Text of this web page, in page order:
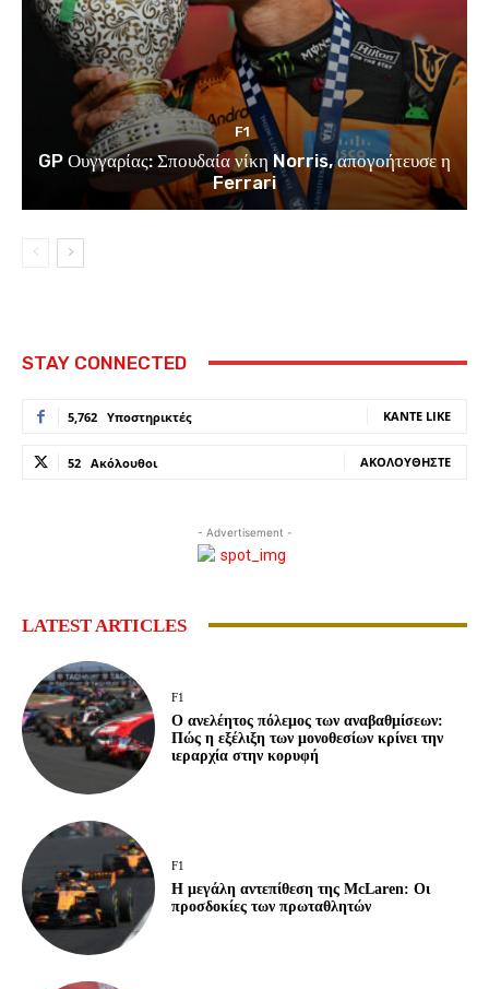
F1
GP Ουγγαρίας: Σπουδαία νίκη Norris, απογοήτευσε η
Ferrari
STAY CONNECTED
5,762 Υποστηρικτές ΚΆΝΤΕ LIKE
52 Ακόλουθοι ΑΚΟΛΟΥΘΉΣΤΕ
- Advertisement -
LATEST ARTICLES
F1
Ο ανελέητος πόλεμος των αναβαθμίσεων:
Πώς η εξέλιξη των μονοθεσίων κρίνει την
ιεραρχία στην κορυφή
F1
Η μεγάλη αντεπίθεση της McLaren: Οι
προσδοκίες των πρωταθλητών